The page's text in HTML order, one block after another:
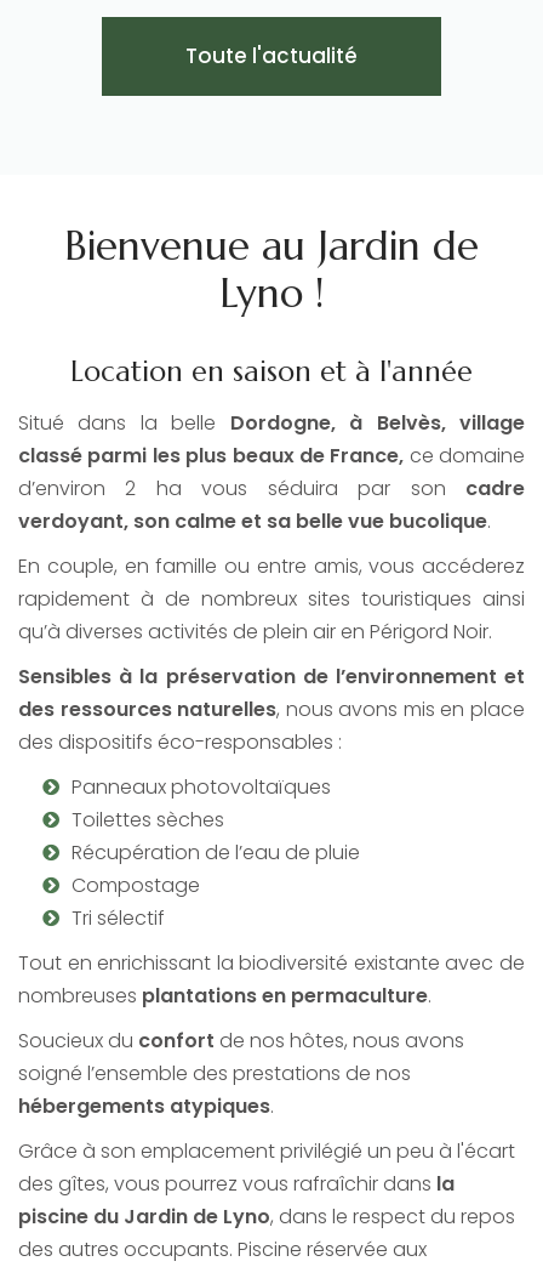
Toute l'actualité
Bienvenue au Jardin de
Lyno !
Location en saison et à l'année
Situé dans la belle Dordogne, à Belvès, village
classé parmi les plus beaux de France, ce domaine
d’environ 2 ha vous séduira par son cadre
verdoyant, son calme et sa belle vue bucolique.
En couple, en famille ou entre amis, vous accéderez
rapidement à de nombreux sites touristiques ainsi
qu’à diverses activités de plein air en Périgord Noir.
Sensibles à la préservation de l’environnement et
des ressources naturelles, nous avons mis en place
des dispositifs éco-responsables :
Panneaux photovoltaïques
Toilettes sèches
Récupération de l’eau de pluie
Compostage
Tri sélectif
Tout en enrichissant la biodiversité existante avec de
nombreuses plantations en permaculture.
Soucieux du confort de nos hôtes, nous avons
soigné l’ensemble des prestations de nos
hébergements atypiques.
Grâce à son emplacement privilégié un peu à l'écart
des gîtes, vous pourrez vous rafraîchir dans la
piscine du Jardin de Lyno, dans le respect du repos
des autres occupants. Piscine réservée aux